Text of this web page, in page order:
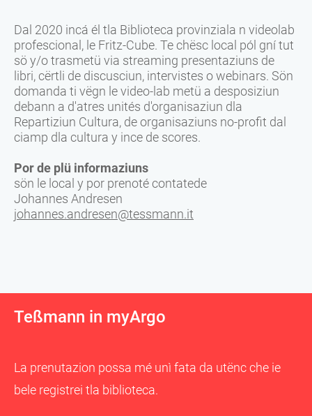
Dal 2020 incá él tla Biblioteca provinziala n videolab
profescional, le Fritz-Cube. Te chësc local pól gní tut
sö y/o trasmetü via streaming presentaziuns de
libri, cërtli de discusciun, intervistes o webinars. Sön
domanda ti vëgn le video-lab metü a desposiziun
debann a d'atres unités d'organisaziun dla
Repartiziun Cultura, de organisaziuns no-profit dal
ciamp dla cultura y ince de scores.
Por de plü informaziuns
sön le local y por prenoté contatede
Johannes Andresen
johannes.andresen@tessmann.it
Teßmann in myArgo
La prenutazion possa mé unì fata da utënc che ie
bele registrei tla biblioteca.